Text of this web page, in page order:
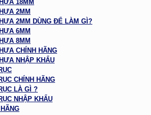
18MM
2MM
2MM DÙNG ĐỂ LÀM GÌ?
6MM
8MM
CHÍNH HÃNG
NHẬP KHẨU
CHÍNH HÃNG
LÀ GÌ ?
NHẬP KHẨU